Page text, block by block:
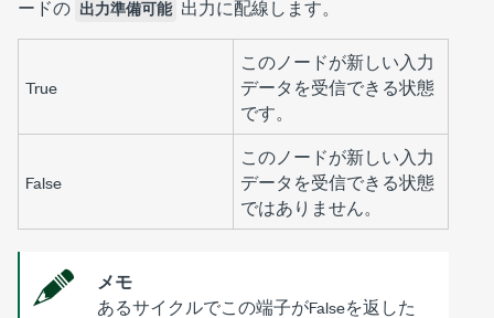
ードの 出力準備可能 出力に配線します。
True
このノードが新しい入力
データを受信できる状態
です。
False
このノードが新しい入力
データを受信できる状態
ではありません。
メモ
あるサイクルでこの端子がFalseを返した